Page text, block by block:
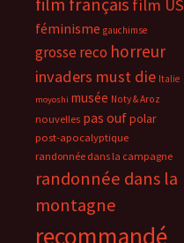
film US
féminisme gauchimse
grosse reco horreur
invaders must die Italie
moyoshi musée Noty & Aroz
nouvelles pas oufpolar
post-apocalyptique
randonnée dans la campagne
randonnée dans la
montagne
recommandé